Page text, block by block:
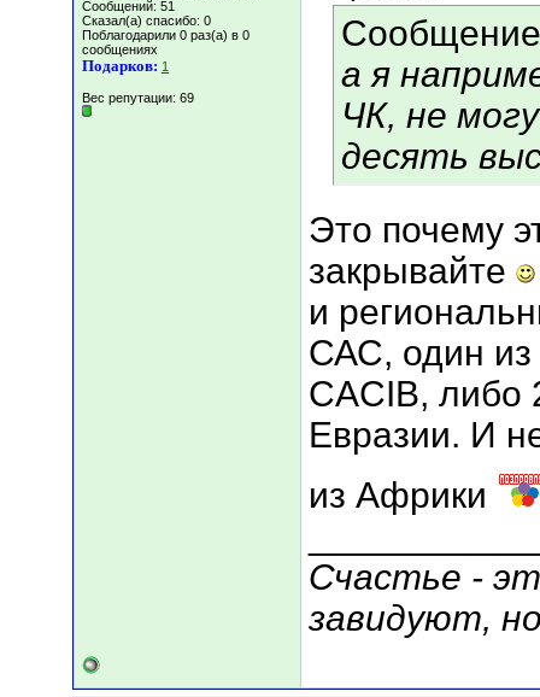
Сообщений: 51
Сказал(а) спасибо: 0
Поблагодарили 0 раз(а) в 0
сообщениях
Подарков: 1
Вес репутации: 69
а я
ЧК, не
десять
Это почему
закрывайте
и
САС, один из
CACIB, либо
Евразии. И
из Африки
Счастье -
завидуют,